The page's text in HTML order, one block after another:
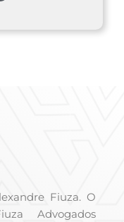
Fiuza. O
Advogados